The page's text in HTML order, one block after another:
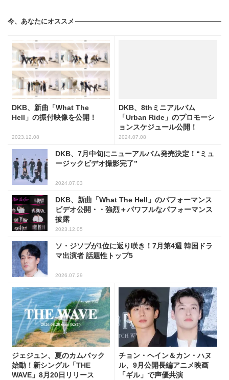
今、あなたにオススメ
DKB、新曲「What The
Hell」の振付映像を公開！
2023.12.08
DKB、8thミニアルバム
「Urban Ride」のプロモーシ
ョンスケジュール公開！
2024.07.08
DKB、7月中旬にニューアルバム発売決定！“ミュ
ージックビデオ撮影完了”
2024.07.03
DKB、新曲「What The Hell」のパフォーマンス
ビデオ公開・・強烈＋パワフルなパフォーマンス
披露
2023.12.05
ソ・ジソブが1位に返り咲き！7月第4週 韓国ドラ
マ出演者 話題性トップ5
2026.07.29
ジェジュン、夏のカムバック
始動！新シングル「THE
WAVE」8月20日リリース
チョン・ヘイン＆カン・ハヌ
ル、9月公開長編アニメ映画
「ギル」で声優共演